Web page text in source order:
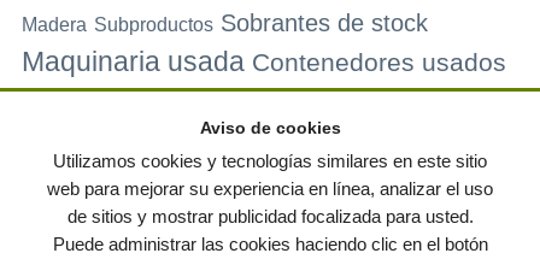
Madera Subproductos Sobrantes de stock
Maquinaria usada Contenedores usados
Palets de plastico Electrodomesticos
© residuos.com - Todos los derechos reservados Política de privacidad
Condiciones de uso|Contacto|Editores| Mapa web|Preguntas frecuentes
Aviso de cookies
Utilizamos cookies y tecnologías similares en este sitio
web para mejorar su experiencia en línea, analizar el uso
de sitios y mostrar publicidad focalizada para usted.
Puede administrar las cookies haciendo clic en el botón